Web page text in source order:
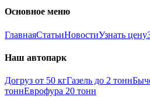
Основное меню
ГлавнаяСтатьиНовостиУзнать цену
Наш автопарк
Догруз от 50 кгГазель до 2 тонн
тоннЕврофура 20 тонн